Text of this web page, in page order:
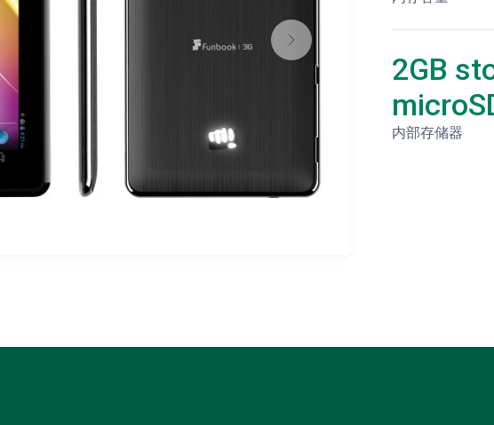
2GB
内部存储器